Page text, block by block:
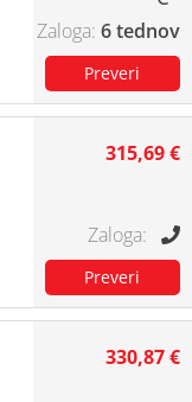
6 tednov
315,69 €
330,87 €